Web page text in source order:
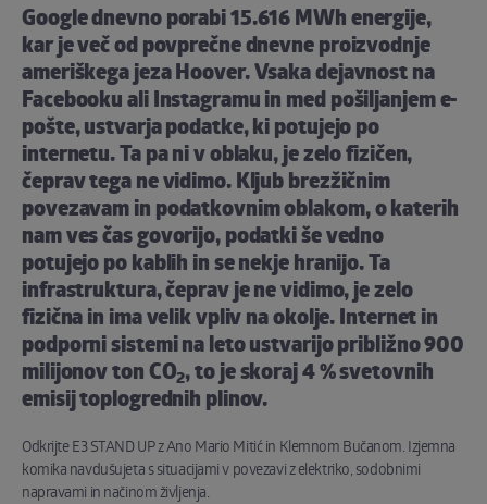
Google dnevno porabi 15.616 MWh energije,
kar je več od povprečne dnevne proizvodnje
ameriškega jeza Hoover. Vsaka dejavnost na
Facebooku ali Instagramu in med pošiljanjem e-
pošte, ustvarja podatke, ki potujejo po
internetu. Ta pa ni v oblaku, je zelo fizičen,
čeprav tega ne vidimo. Kljub brezžičnim
povezavam in podatkovnim oblakom, o katerih
nam ves čas govorijo, podatki še vedno
potujejo po kablih in se nekje hranijo. Ta
infrastruktura, čeprav je ne vidimo, je zelo
fizična in ima velik vpliv na okolje. Internet in
podporni sistemi na leto ustvarijo približno 900
milijonov ton CO2, to je skoraj 4 % svetovnih
emisij toplogrednih plinov.
Odkrijte E3 STAND UP z Ano Mario Mitić in Klemnom Bučanom. Izjemna
komika navdušujeta s situacijami v povezavi z elektriko, sodobnimi
napravami in načinom življenja.